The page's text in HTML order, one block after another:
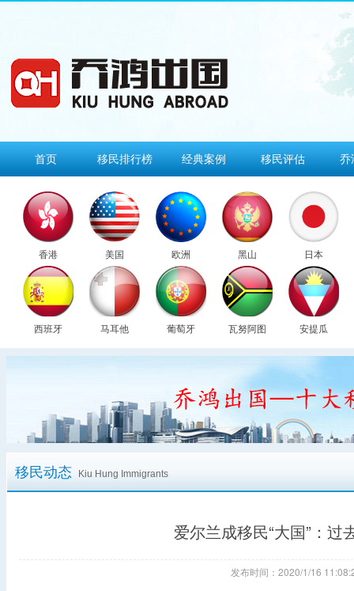
首页 移民排行榜 经典案例 移民评估 乔
香港 美国 欧洲 黑山 日本
西班牙 马耳他 葡萄牙 瓦努阿图 安提瓜
移民动态 Kiu Hung Immigrants
爱尔兰成移民“大国”：
发布时间：2020/1/16